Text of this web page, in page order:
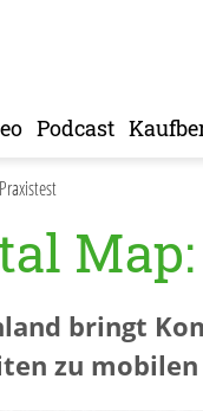
Podcast
bringt
zu mobilen